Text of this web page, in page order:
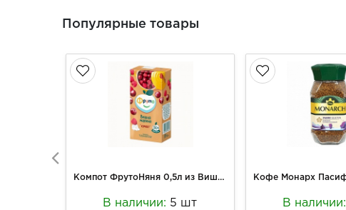
Популярные товары
Компот ФрутоНяня 0,5л из Вишни и малины неосветл. с 3-х лет т/п
В наличии: 5 шт В наличии: